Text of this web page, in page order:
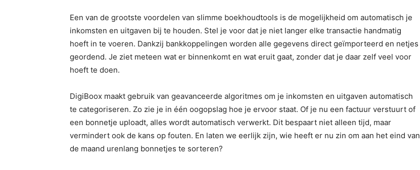
Een van de grootste voordelen van slimme boekhoudtools is de mogelijkheid om automatisch je
inkomsten en uitgaven bij te houden. Stel je voor dat je niet langer elke transactie handmatig
hoeft in te voeren. Dankzij bankkoppelingen worden alle gegevens direct geïmporteerd en netjes
geordend. Je ziet meteen wat er binnenkomt en wat eruit gaat, zonder dat je daar zelf veel voor
hoeft te doen.
DigiBoox maakt gebruik van geavanceerde algoritmes om je inkomsten en uitgaven automatisch
te categoriseren. Zo zie je in één oogopslag hoe je ervoor staat. Of je nu een factuur verstuurt of
een bonnetje uploadt, alles wordt automatisch verwerkt. Dit bespaart niet alleen tijd, maar
vermindert ook de kans op fouten. En laten we eerlijk zijn, wie heeft er nu zin om aan het eind van
de maand urenlang bonnetjes te sorteren?